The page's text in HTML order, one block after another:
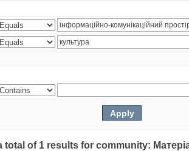
total of 1 results for community: